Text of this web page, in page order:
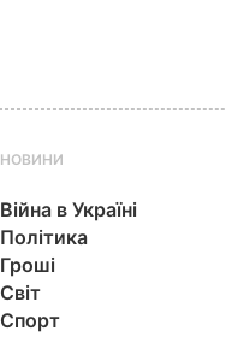
НОВИНИ
Війна в Україні
Політика
Гроші
Світ
Спорт